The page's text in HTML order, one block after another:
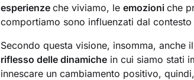
esperienze che viviamo, le emozioni che
comportiamo sono influenzati dal
Secondo questa visione, insomma, anche
riflesso delle dinamiche in cui siamo stati
innescare un cambiamento positivo,